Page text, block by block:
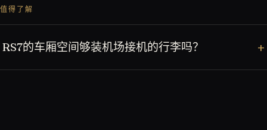
值得了解
RS7的车厢空间够装机场接机的行李吗？